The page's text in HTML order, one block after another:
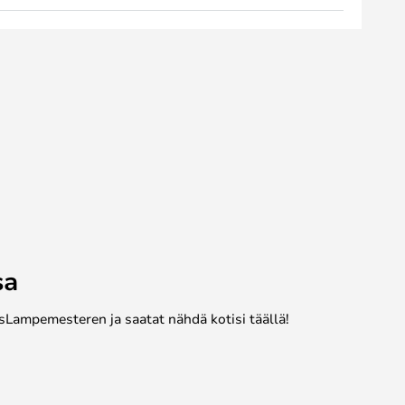
ja saatat nähdä kotisi täällä!